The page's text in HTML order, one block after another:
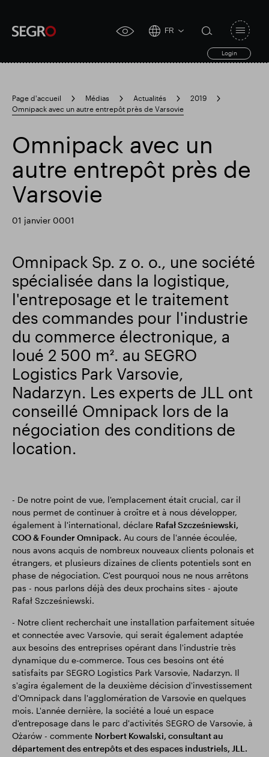
accessibility
FR
Login
search
form
Submit
search
Search
Recherche populaire
Responsable SEGRO
Résultats financiers Mise à jour commerciale
Parc intelligent
toggle
Page d'accueil Médias Actualités
2019
Omnipack avec un autre entrepôt près de Varsovie
Omnipack avec un
autre entrepôt près de
Varsovie
01 janvier 0001
Omnipack Sp. z o. o., une société
spécialisée dans la logistique,
l'entreposage et le traitement
des commandes pour l'industrie
du commerce électronique, a
loué 2 500 m². au SEGRO
Logistics Park Varsovie,
Nadarzyn. Les experts de JLL ont
conseillé Omnipack lors de la
négociation des conditions de
location.
- De notre point de vue, l'emplacement était crucial, car il
nous permet de continuer à croître et à nous développer,
également à l'international, déclare Rafał Szcześniewski,
COO & Founder Omnipack. Au cours de l'année écoulée,
nous avons acquis de nombreux nouveaux clients polonais et
étrangers, et plusieurs dizaines de clients potentiels sont en
phase de négociation. C'est pourquoi nous ne nous arrêtons
pas - nous parlons déjà des deux prochains sites - ajoute
Rafał Szcześniewski.
- Notre client recherchait une installation parfaitement située
et connectée avec Varsovie, qui serait également adaptée
aux besoins des entreprises opérant dans l'industrie très
dynamique du e-commerce. Tous ces besoins ont été
satisfaits par SEGRO Logistics Park Varsovie, Nadarzyn. Il
s'agira également de la deuxième décision d'investissement
d'Omnipack dans l'agglomération de Varsovie en quelques
mois. L'année dernière, la société a loué un espace
d'entreposage dans le parc d'activités SEGRO de Varsovie, à
Ożarów - commente Norbert Kowalski, consultant au
département des entrepôts et des espaces industriels, JLL.